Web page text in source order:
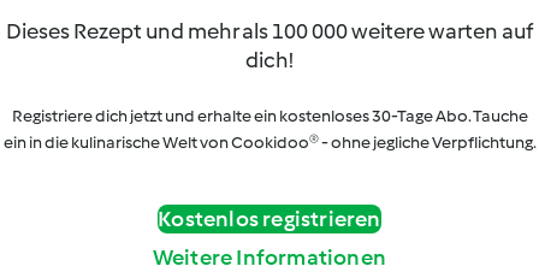
Dieses Rezept und mehr als 100 000 weitere warten auf
dich!
Registriere dich jetzt und erhalte ein kostenloses 30-Tage Abo. Tauche
ein in die kulinarische Welt von Cookidoo® - ohne jegliche Verpflichtung.
Kostenlos registrieren
Weitere Informationen